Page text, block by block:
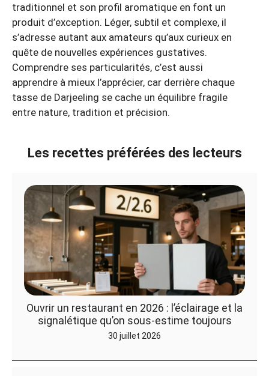
traditionnel et son profil aromatique en font un
produit d’exception. Léger, subtil et complexe, il
s’adresse autant aux amateurs qu’aux curieux en
quête de nouvelles expériences gustatives.
Comprendre ses particularités, c’est aussi
apprendre à mieux l’apprécier, car derrière chaque
tasse de Darjeeling se cache un équilibre fragile
entre nature, tradition et précision.
Les recettes préférées des lecteurs
Ouvrir un restaurant en 2026 : l’éclairage et la
signalétique qu’on sous-estime toujours
30 juillet 2026